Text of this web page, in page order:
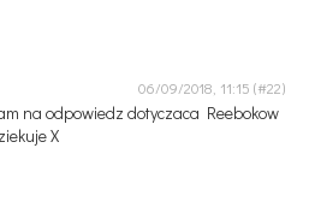
06/09/2018, 11:15
na odpowiedz dotyczaca Reebokow
X